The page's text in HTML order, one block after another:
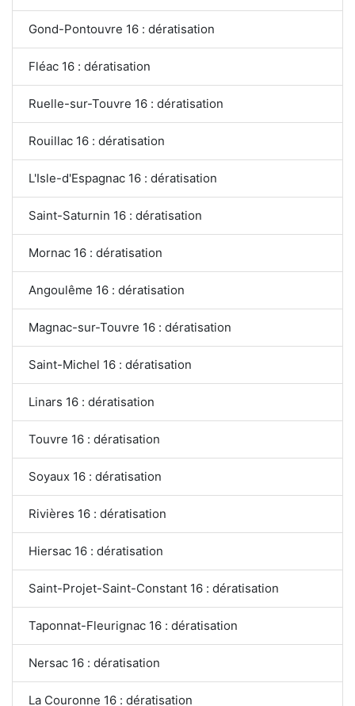
Gond-Pontouvre 16 : dératisation
Fléac 16 : dératisation
Ruelle-sur-Touvre 16 : dératisation
Rouillac 16 : dératisation
L'Isle-d'Espagnac 16 : dératisation
Saint-Saturnin 16 : dératisation
Mornac 16 : dératisation
Angoulême 16 : dératisation
Magnac-sur-Touvre 16 : dératisation
Saint-Michel 16 : dératisation
Linars 16 : dératisation
Touvre 16 : dératisation
Soyaux 16 : dératisation
Rivières 16 : dératisation
Hiersac 16 : dératisation
Saint-Projet-Saint-Constant 16 : dératisation
Taponnat-Fleurignac 16 : dératisation
Nersac 16 : dératisation
La Couronne 16 : dératisation